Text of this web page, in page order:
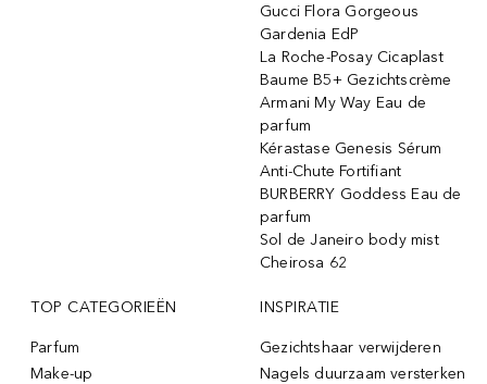
Gucci Flora Gorgeous
Gardenia EdP
La Roche-Posay Cicaplast
Baume B5+ Gezichtscrème
Armani My Way Eau de
parfum
Kérastase Genesis Sérum
Anti-Chute Fortifiant
BURBERRY Goddess Eau de
parfum
Sol de Janeiro body mist
Cheirosa 62
TOP CATEGORIEËN
Parfum
Make-up
INSPIRATIE
Gezichtshaar verwijderen
Nagels duurzaam versterken